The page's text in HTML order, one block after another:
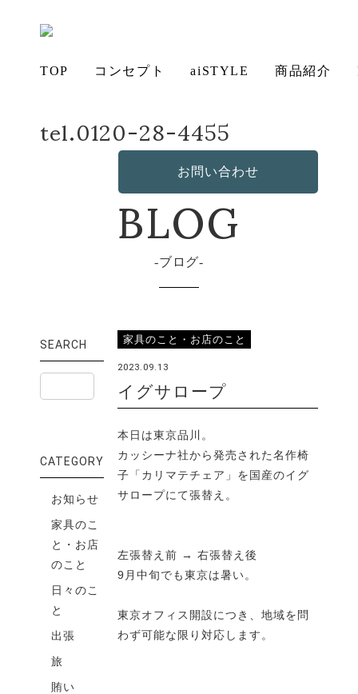
TOP コンセプト
いて
保証につ
aiSTYLE 商品紹介
ソフ
ベッ
デス
造
ファ
tel.0120-28-4455
お問い合わせ
BLOG
ブログ
家具のこと・お店のこと
2023.09.13
イグサロープ
本日は東京品川。
カッシーナ社から発売された名作椅
子「カリマテチェア」を国産のイグ
サロープにて張替え。
左張替え前 → 右張替え後
9月中旬でも東京は暑い。
東京オフィス開設につき、地域を問
わず可能な限り対応します。
SEARCH
CATEGORY
お知らせ
家具のこ
と・お店
のこと
日々のこ
と
出張
旅
賄い